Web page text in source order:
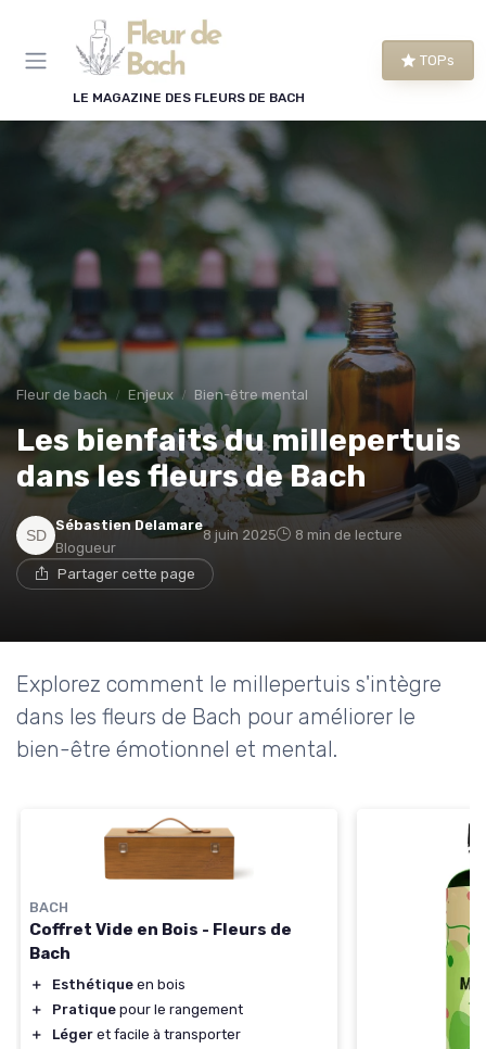
LE MAGAZINE DES FLEURS DE BACH
TOPs
Fleur de bach Enjeux Bien-être mental
Les bienfaits du millepertuis
dans les fleurs de Bach
Sébastien Delamare
Blogueur
8 juin 2025 8 min de lecture
Partager cette page
Explorez comment le millepertuis s'intègre
dans les fleurs de Bach pour améliorer le
bien-être émotionnel et mental.
BACH
Coffret Vide en Bois - Fleurs de
Bach
＋ Esthétique en bois
＋
Pratique pour le rangement
＋
Léger et facile à transporter